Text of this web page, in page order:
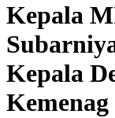
Kepala
Kepala